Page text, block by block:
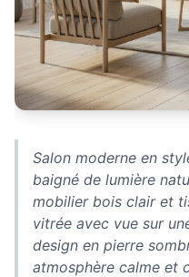
Salon moderne en
baigné de lumière
mobilier bois clair et
vitrée avec vue sur
design en pierre
atmosphère calme et